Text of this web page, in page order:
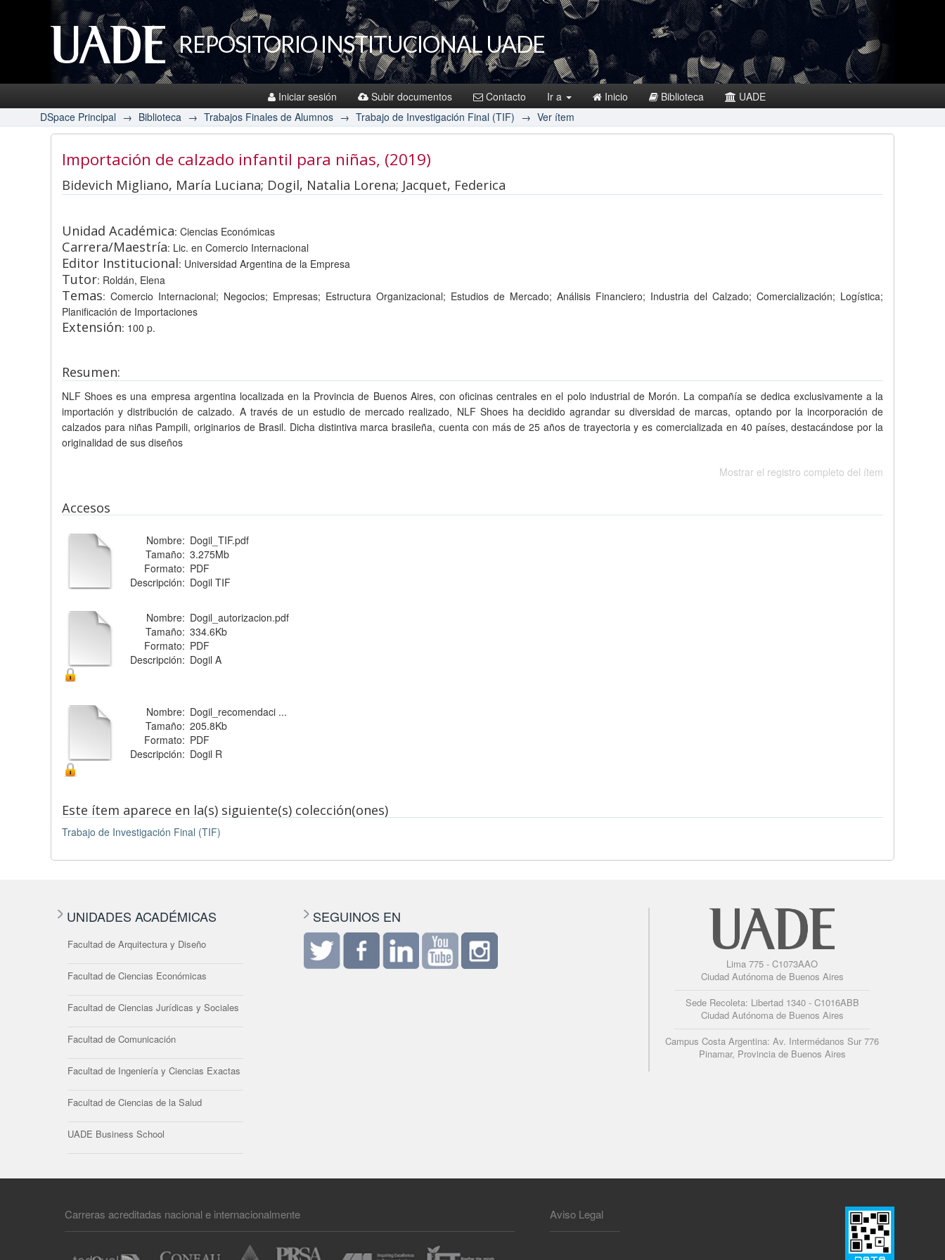
REPOSITORIO INSTITUCIONAL UADE
Iniciar sesión Subir documentos Contacto Ir a Inicio Biblioteca
UADE
DSpace Principal → Biblioteca → Trabajos Finales de Alumnos → Trabajo de Investigación Final (TIF) → Ver ítem
Importación de calzado infantil para niñas, (2019)
Bidevich Migliano, María Luciana; Dogil, Natalia Lorena; Jacquet, Federica
Unidad Académica: Ciencias Económicas
Carrera/Maestría: Lic. en Comercio Internacional
Editor Institucional: Universidad Argentina de la Empresa
Tutor: Roldán, Elena
Temas: Comercio Internacional; Negocios; Empresas; Estructura Organizacional; Estudios de Mercado; Análisis Financiero; Industria del Calzado; Comercialización; Logística;
Planificación de Importaciones
Extensión: 100 p.
Resumen:
NLF Shoes es una empresa argentina localizada en la Provincia de Buenos Aires, con oficinas centrales en el polo industrial de Morón. La compañía se dedica exclusivamente a la
importación y distribución de calzado. A través de un estudio de mercado realizado, NLF Shoes ha decidido agrandar su diversidad de marcas, optando por la incorporación de
calzados para niñas Pampili, originarios de Brasil. Dicha distintiva marca brasileña, cuenta con más de 25 años de trayectoria y es comercializada en 40 países, destacándose por la
originalidad de sus diseños
Mostrar el registro completo del ítem
Accesos
Nombre: Dogil_TIF.pdf
Tamaño: 3.275Mb
Formato: PDF
Descripción: Dogil TIF
Nombre: Dogil_autorizacion.pdf
Tamaño: 334.6Kb
Formato: PDF
Descripción: Dogil A
Nombre: Dogil_recomendaci ...
Tamaño: 205.8Kb
Formato: PDF
Descripción: Dogil R
Este ítem aparece en la(s) siguiente(s) colección(ones)
Trabajo de Investigación Final (TIF)
UNIDADES ACADÉMICAS
Facultad de Arquitectura y Diseño
Facultad de Ciencias Económicas
Facultad de Ciencias Jurídicas y Sociales
Facultad de Comunicación
Facultad de Ingeniería y Ciencias Exactas
Facultad de Ciencias de la Salud
UADE Business School
SEGUINOS EN
Lima 775 - C1073AAO
Ciudad Autónoma de Buenos Aires
Sede Recoleta: Libertad 1340 - C1016ABB
Ciudad Autónoma de Buenos Aires
Campus Costa Argentina: Av. Intermédanos Sur 776
Pinamar, Provincia de Buenos Aires
Carreras acreditadas nacional e internacionalmente Aviso Legal